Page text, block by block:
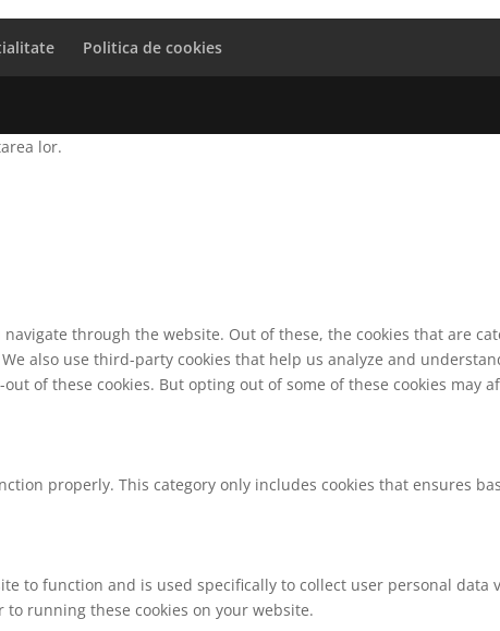
Politica de cookies
lor.
through the website. Out of these, the cookies that are
also use third-party cookies that help us analyze and
of these cookies. But opting out of some of these cookies may
properly. This category only includes cookies that ensures
to function and is used specifically to collect user personal
running these cookies on your website.